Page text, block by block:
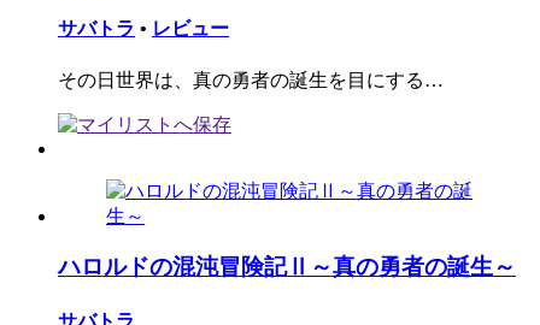
サバトラ • レビュー
その日世界は、真の勇者の誕生を目にする…
ハロルドの混沌冒険記Ⅱ～真の勇者の誕生～
サバトラ